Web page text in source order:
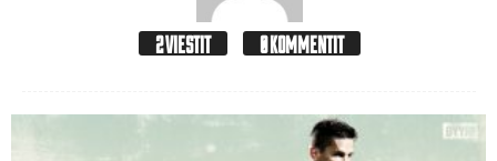
2 VIESTIT 0 KOMMENTIT